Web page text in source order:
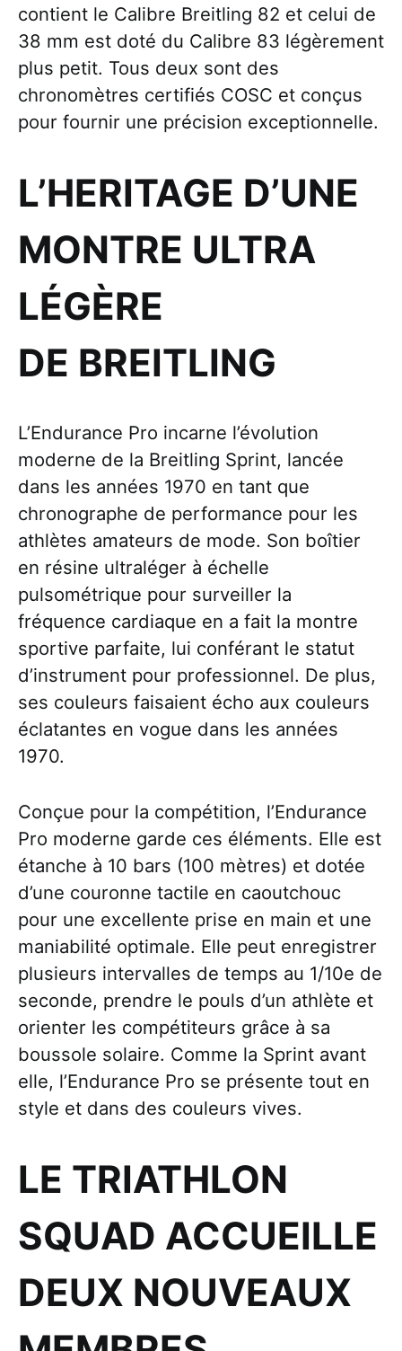
contient le Calibre Breitling 82 et celui de
38 mm est doté du Calibre 83 légèrement
plus petit. Tous deux sont des
chronomètres certifiés COSC et conçus
pour fournir une précision exceptionnelle.
L’HERITAGE D’UNE
MONTRE ULTRA
LÉGÈRE
DE BREITLING
L’Endurance Pro incarne l’évolution
moderne de la Breitling Sprint, lancée
dans les années 1970 en tant que
chronographe de performance pour les
athlètes amateurs de mode. Son boîtier
en résine ultraléger à échelle
pulsométrique pour surveiller la
fréquence cardiaque en a fait la montre
sportive parfaite, lui conférant le statut
d’instrument pour professionnel. De plus,
ses couleurs faisaient écho aux couleurs
éclatantes en vogue dans les années
1970.
Conçue pour la compétition, l’Endurance
Pro moderne garde ces éléments. Elle est
étanche à 10 bars (100 mètres) et dotée
d’une couronne tactile en caoutchouc
pour une excellente prise en main et une
maniabilité optimale. Elle peut enregistrer
plusieurs intervalles de temps au 1/10e de
seconde, prendre le pouls d’un athlète et
orienter les compétiteurs grâce à sa
boussole solaire. Comme la Sprint avant
elle, l’Endurance Pro se présente tout en
style et dans des couleurs vives.
LE TRIATHLON
SQUAD ACCUEILLE
DEUX NOUVEAUX